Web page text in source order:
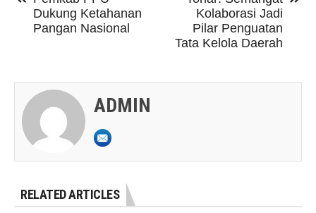
Dukung Ketahanan
Pangan Nasional
Kolaborasi Jadi
Pilar Penguatan
Tata Kelola Daerah
ADMIN
RELATED ARTICLES